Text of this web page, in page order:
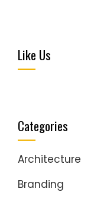
Like Us
Categories
Architecture
Branding